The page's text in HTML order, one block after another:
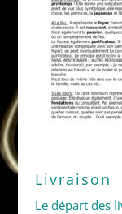
Livraison
Le départ des